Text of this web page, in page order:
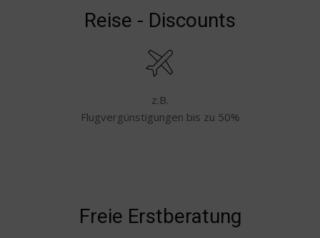
Reise - Discounts
z.B.
Flugvergünstigungen bis zu 50%
Freie Erstberatung